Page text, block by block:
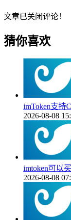
文章已关闭评论！
猜你喜欢
imToken支持
2026-08-08
imtoken可以
2026-08-08